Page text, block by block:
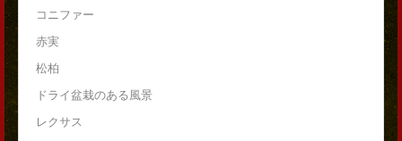
コニファー
赤実
松柏
ドライ盆栽のある風景
レクサス